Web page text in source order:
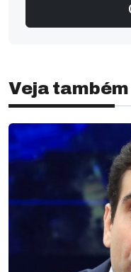
Veja também